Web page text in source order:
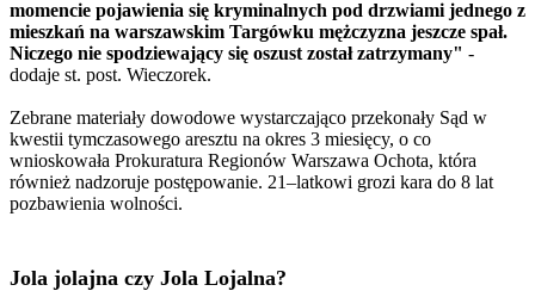
momencie pojawienia się kryminalnych pod drzwiami jednego z
mieszkań na warszawskim Targówku mężczyzna jeszcze spał.
Niczego nie spodziewający się oszust został zatrzymany" -
dodaje st. post. Wieczorek.
Zebrane materiały dowodowe wystarczająco przekonały Sąd w
kwestii tymczasowego aresztu na okres 3 miesięcy, o co
wnioskowała Prokuratura Regionów Warszawa Ochota, która
również nadzoruje postępowanie. 21–latkowi grozi kara do 8 lat
pozbawienia wolności.
Jola jolajna czy Jola Lojalna?